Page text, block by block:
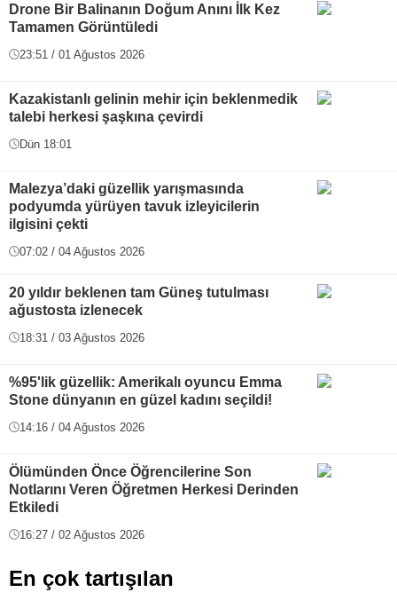
Drone Bir Balinanın Doğum Anını İlk Kez
Tamamen Görüntüledi
23:51 / 01 Ağustos 2026
Kazakistanlı gelinin mehir için beklenmedik
talebi herkesi şaşkına çevirdi
Dün 18:01
Malezya’daki güzellik yarışmasında
podyumda yürüyen tavuk izleyicilerin
ilgisini çekti
07:02 / 04 Ağustos 2026
20 yıldır beklenen tam Güneş tutulması
ağustosta izlenecek
18:31 / 03 Ağustos 2026
%95'lik güzellik: Amerikalı oyuncu Emma
Stone dünyanın en güzel kadını seçildi!
14:16 / 04 Ağustos 2026
Ölümünden Önce Öğrencilerine Son
Notlarını Veren Öğretmen Herkesi Derinden
Etkiledi
16:27 / 02 Ağustos 2026
En çok tartışılan